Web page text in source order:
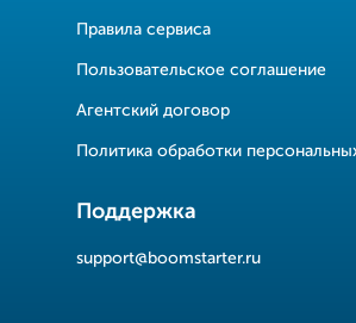
Правила сервиса
Пользовательское соглашение
Агентский договор
Политика обработки
Поддержка
support@boomstarter.ru